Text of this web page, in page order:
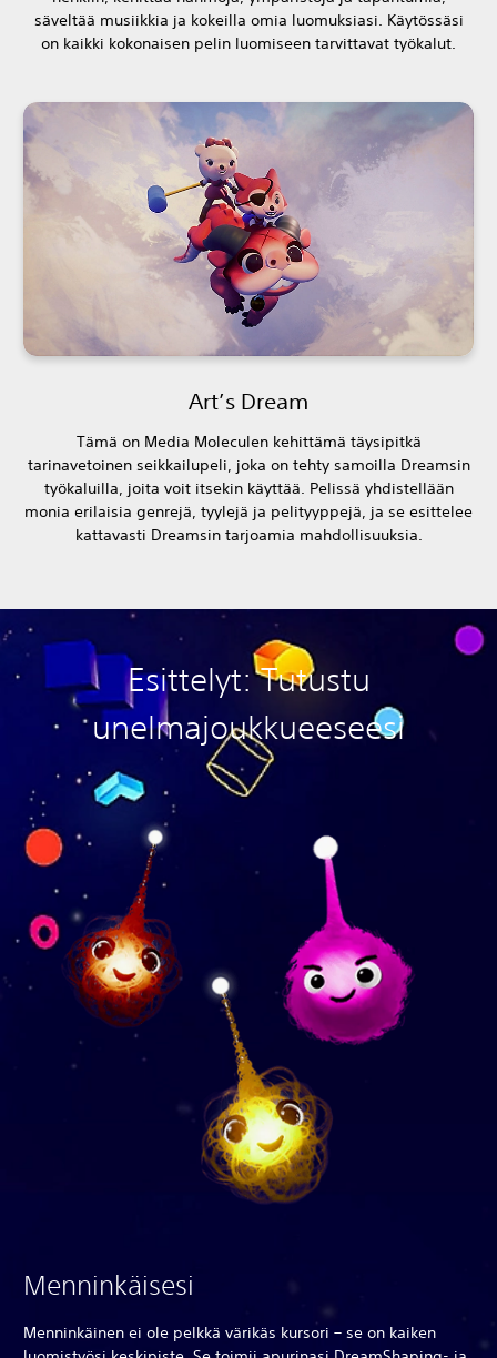
säveltää musiikkia ja kokeilla omia luomuksiasi. Käytössäsi
on kaikki kokonaisen pelin luomiseen tarvittavat työkalut.
Art’s Dream
Tämä on Media Moleculen kehittämä täysipitkä
tarinavetoinen seikkailupeli, joka on tehty samoilla Dreamsin
työkaluilla, joita voit itsekin käyttää. Pelissä yhdistellään
monia erilaisia genrejä, tyylejä ja pelityyppejä, ja se esittelee
kattavasti Dreamsin tarjoamia mahdollisuuksia.
Esittelyt: Tutustu
unelmajoukkueeseesi
Menninkäisesi
Menninkäinen ei ole pelkkä värikäs kursori – se on kaiken